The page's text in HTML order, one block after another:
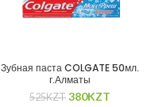
Зубная паста COLGATE 50мл.
г.Алматы
525KZT 380KZT